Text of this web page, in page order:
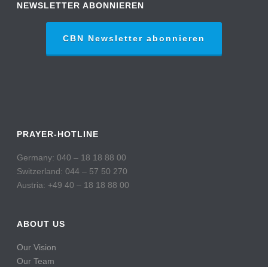
NEWSLETTER ABONNIEREN
CBN Newsletter abonnieren
PRAYER-HOTLINE
Germany: 040 – 18 18 88 00
Switzerland: 044 – 57 50 270
Austria: +49 40 – 18 18 88 00
ABOUT US
Our Vision
Our Team